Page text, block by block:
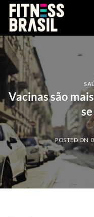
Skip
content
Vacinas são
POSTED ON